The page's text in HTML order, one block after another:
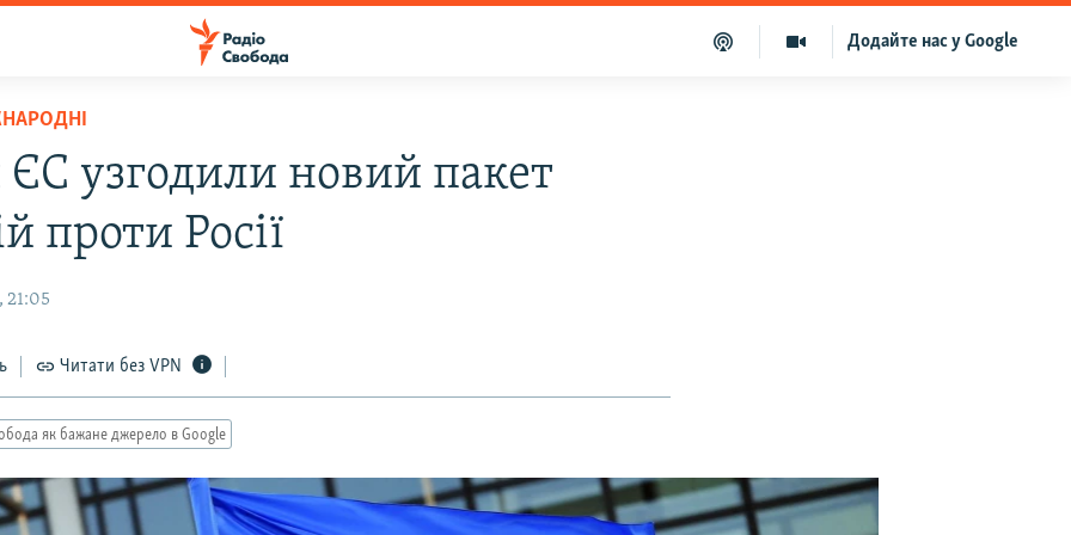
Додайте нас у Google
узгодили новий пакет
проти Росії
21:05
Читати без VPN
як бажане джерело в Google